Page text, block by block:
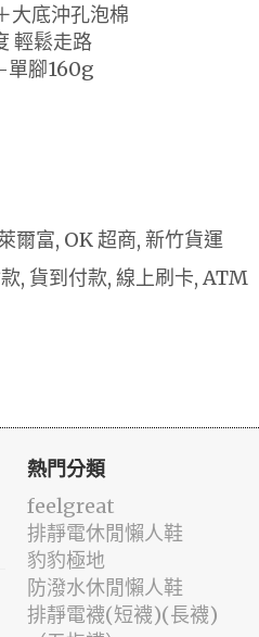
大底沖孔泡棉
輕鬆走路
單腳160g
爾富, OK 超商, 新竹貨運
, 貨到付款, 線上刷卡, ATM
熱門分類
feelgreat
排靜電休閒懶人鞋
豹豹極地
防潑水休閒懶人鞋
排靜電襪(短襪)(長襪)